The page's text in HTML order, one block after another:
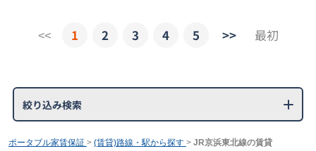
<< 1 2 3 4 5 >> 最初
絞り込み検索
ポータブル家賃保証 > (賃貸)路線・駅から探す > JR京浜東北線の賃貸